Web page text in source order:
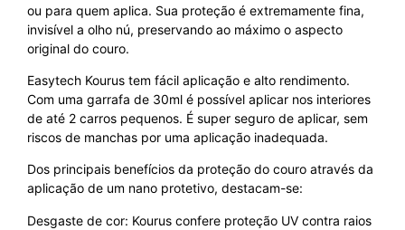
ou para quem aplica. Sua proteção é extremamente fina,
invisível a olho nú, preservando ao máximo o aspecto
original do couro.
Easytech Kourus tem fácil aplicação e alto rendimento.
Com uma garrafa de 30ml é possível aplicar nos interiores
de até 2 carros pequenos. É super seguro de aplicar, sem
riscos de manchas por uma aplicação inadequada.
Dos principais benefícios da proteção do couro através da
aplicação de um nano protetivo, destacam-se:
Desgaste de cor: Kourus confere proteção UV contra raios